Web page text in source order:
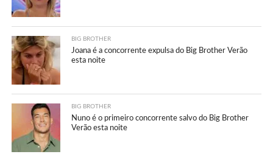
BIG BROTHER
Joana é a concorrente expulsa do Big Brother Verão
esta noite
BIG BROTHER
Nuno é o primeiro concorrente salvo do Big Brother
Verão esta noite